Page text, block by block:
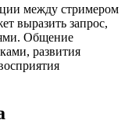
между стримером
выразить запрос,
Общение
развития